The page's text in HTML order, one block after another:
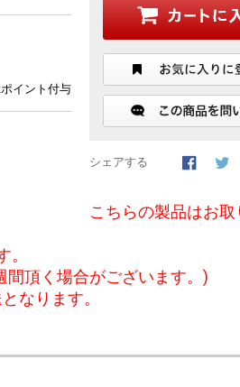
イント付与
シェアする
こちらの製品はお
間頂く場合がございます。)
なります。